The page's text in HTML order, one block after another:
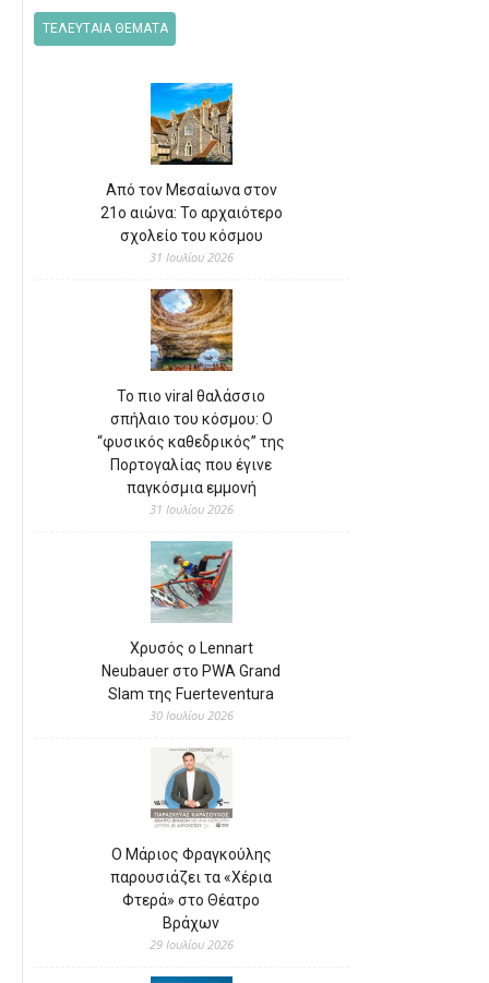
ΤΕΛΕΥΤΑΙΑ ΘΕΜΑΤΑ
Από τον Μεσαίωνα στον
21ο αιώνα: Το αρχαιότερο
σχολείο του κόσμου
31 Ιουλίου 2026
Το πιο viral θαλάσσιο
σπήλαιο του κόσμου: Ο
“φυσικός καθεδρικός” της
Πορτογαλίας που έγινε
παγκόσμια εμμονή
31 Ιουλίου 2026
Χρυσός ο Lennart
Neubauer στο PWA Grand
Slam της Fuerteventura
30 Ιουλίου 2026
Ο Μάριος Φραγκούλης
παρουσιάζει τα «Χέρια
Φτερά» στο Θέατρο
Βράχων
29 Ιουλίου 2026